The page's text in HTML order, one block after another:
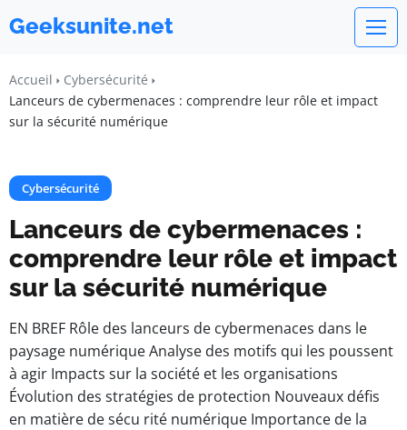
Geeksunite.net
Accueil
Cybersécurité
Lanceurs de cybermenaces : comprendre leur rôle et impact
sur la sécurité numérique
Cybersécurité
Lanceurs de cybermenaces :
comprendre leur rôle et impact
sur la sécurité numérique
EN BREF Rôle des lanceurs de cybermenaces dans le
paysage numérique Analyse des motifs qui les poussent
à agir Impacts sur la société et les organisations
Évolution des stratégies de protection Nouveaux défis
en matière de sécu rité numérique Importance de la